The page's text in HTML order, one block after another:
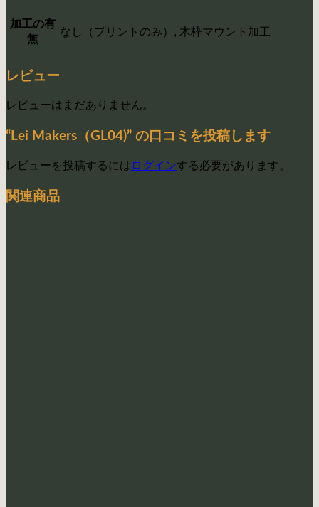
加工の有
無
なし（プリントのみ）, 木枠マウント加工
レビュー
レビューはまだありません。
“Lei Makers（GL04)” の口コミを投稿します
レビューを投稿するには ログインする必要があります。
関連商品